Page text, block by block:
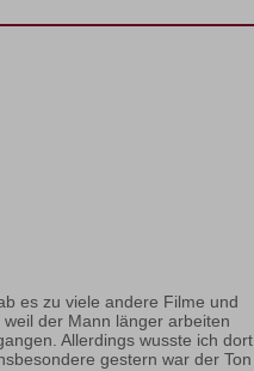
es zu viele andere Filme und
der Mann länger arbeiten
Allerdings wusste ich dort
gestern war der Ton